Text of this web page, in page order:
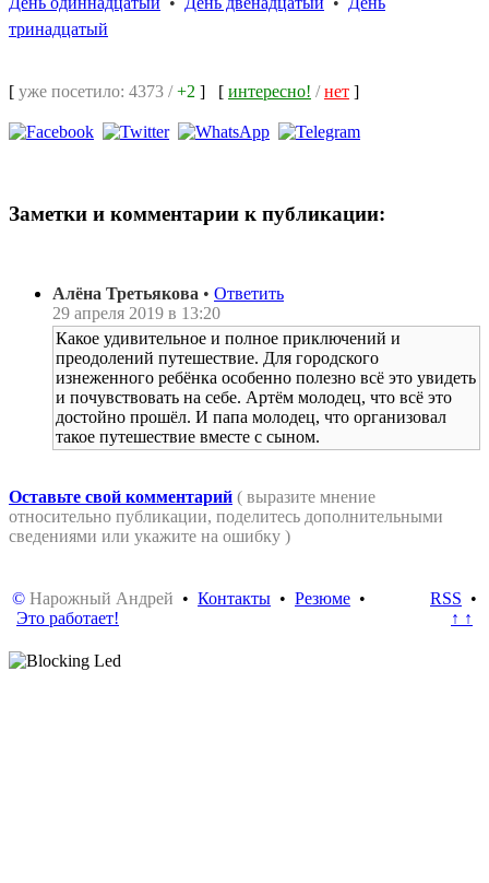
тринадцатый
[ уже посетило: 4373 /+2 ] [ интересно! /нет ]
Заметки и комментарии к публикации:
Алёна Третьякова • Ответить
29 апреля 2019 в 13:20
Какое удивительное и полное приключений и
преодолений путешествие. Для городского
изнеженного ребёнка особенно полезно всё это увидеть
и почувствовать на себе. Артём молодец, что всё это
достойно прошёл. И папа молодец, что организовал
такое путешествие вместе с сыном.
Оставьте свой комментарий ( выразите мнение
относительно публикации, поделитесь дополнительными
сведениями или укажите на ошибку )
© Нарожный Андрей • Контакты • Резюме •
Это работает!
RSS •
↑ ↑